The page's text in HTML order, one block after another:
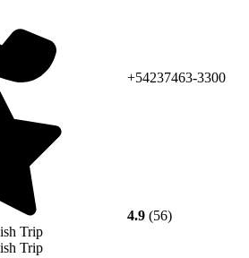
+54237463-3300
4.9 (56)